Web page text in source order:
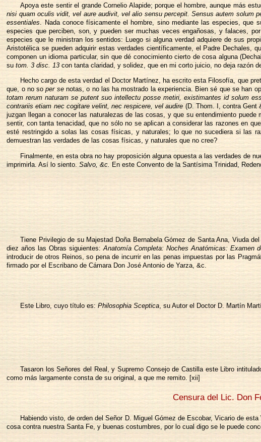
Apoya este sentir el grande Cornelio Alapide; porque el hombre, aunque más
nisi quam oculis vidit, vel aure audivit, vel alio sensu percepit. Sensus autem solum
essentiales . Nada conoce físicamente el hombre, sino mediante las especies,
especies que perciben, son, y pueden ser muchas veces engañosas, y falaces,
especies que le ministran los sentidos: Luego si alguna verdad adquiere de sus
Aristotélica se pueden adquirir estas verdades científicamente, el Padre
componen un idioma particular, sin que dé conocimiento cierto de cosa alguna
sutom. 3 disc. 13 con tanta claridad, y solidez, que en mi corto juicio, no deja razón
Hecho cargo de esta verdad el Doctor Martínez, ha escrito esta Filosofía, que
que, o no soper senotas, o no las ha mostrado la experiencia. Bien sé que se han
totam rerum naturam se putent suo intellectu posse metiri, existimantes id solum
contrariis etiam nec cogitare velint, nec respicere, vel audire (D. Thom. I, contra Gent
juzgan llegan a conocer las naturalezas de las cosas, y que su entendimiento
sentir, con tanta tenacidad, que no sólo no se aplican a considerar las razones en
esté restringido a solas las cosas físicas, y naturales; lo que no sucediera si las
demuestran las verdades de las cosas físicas, y naturales que no cree?
Finalmente, en esta obra no hay proposición alguna opuesta a las verdades de
imprimirla. Así lo siento.Salvo, &c. En este Convento de la Santísima Trinidad,
Tiene Privilegio de su Majestad Doña Bernabela Gómez de Santa Ana, Viuda
diez años las Obras siguientes:Anatomía Completa: Noches Anatómicas:
introducir de otros Reinos, so pena de incurrir en las penas impuestas por las
firmado por el Escribano de Cámara Don José Antonio de Yarza, &c.
Este Libro, cuyo título es: Philosophia Sceptica, su Autor el Doctor D. Martín
Tasaron los Señores del Real, y Supremo Consejo de Castilla este Libro
como más largamente consta de su original, a que me remito. [xii]
Censura del Lic. Don
Habiendo visto, de orden del Señor D. Miguel Gómez de Escobar, Vicario de
cosa contra nuestra Santa Fe, y buenas costumbres, por lo cual digo se le puede